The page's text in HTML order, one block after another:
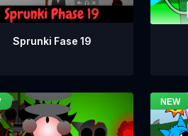
Sprunki Fase 19